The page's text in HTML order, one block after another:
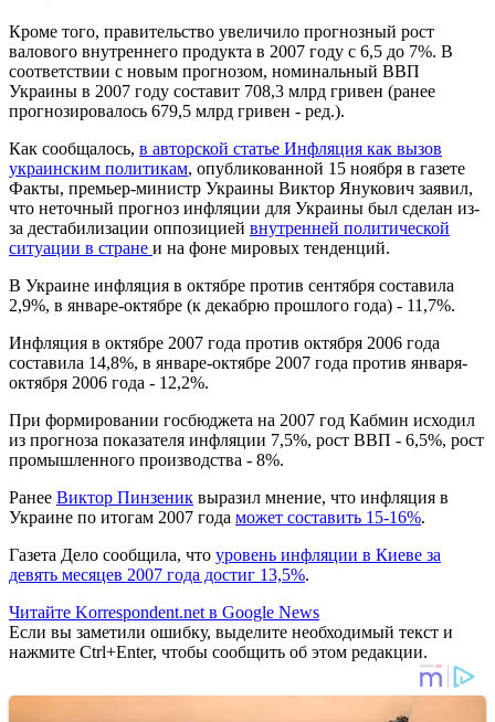
Кроме того, правительство увеличило прогнозный рост
валового внутреннего продукта в 2007 году с 6,5 до 7%. В
соответствии с новым прогнозом, номинальный ВВП
Украины в 2007 году составит 708,3 млрд гривен (ранее
прогнозировалось 679,5 млрд гривен - ред.).
Как сообщалось, в авторской статье Инфляция как вызов
украинским политикам, опубликованной 15 ноября в газете
Факты, премьер-министр Украины Виктор Янукович заявил,
что неточный прогноз инфляции для Украины был сделан из-
за дестабилизации оппозицией внутренней политической
ситуации в стране и на фоне мировых тенденций.
В Украине инфляция в октябре против сентября составила
2,9%, в январе-октябре (к декабрю прошлого года) - 11,7%.
Инфляция в октябре 2007 года против октября 2006 года
составила 14,8%, в январе-октябре 2007 года против января-
октября 2006 года - 12,2%.
При формировании госбюджета на 2007 год Кабмин исходил
из прогноза показателя инфляции 7,5%, рост ВВП - 6,5%, рост
промышленного производства - 8%.
Ранее Виктор Пинзеник выразил мнение, что инфляция в
Украине по итогам 2007 года может составить 15-16%.
Газета Дело сообщила, что уровень инфляции в Киеве за
девять месяцев 2007 года достиг 13,5%.
Читайте Korrespondent.net в Google News
Если вы заметили ошибку, выделите необходимый текст и
нажмите Ctrl+Enter, чтобы сообщить об этом редакции.